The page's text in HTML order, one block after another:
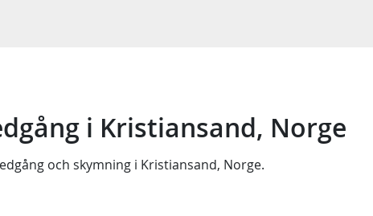
i Kristiansand, Norge
och skymning i Kristiansand, Norge.